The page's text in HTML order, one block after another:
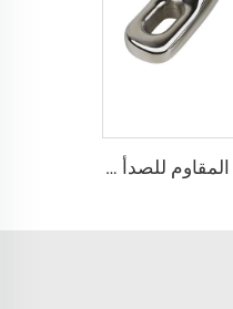
وصلة سلسلة描瞄 طويلة من الفولاذ المقاوم للصدأ 316 لقوارب